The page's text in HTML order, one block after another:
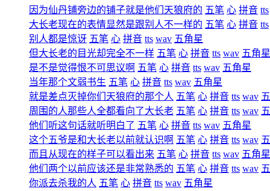
因为仙丹铺旁边的铺子就是他们天狼府的 五笔 心 拼音 tts
大长老现在的表情显然是跟别人不一样的 五笔 心 拼音 tts
别人都是惊讶 五笔 心 拼音 tts wav 五角星
但大长老的目光却完全不一样 五笔 心 拼音 tts wav 五角星
是不是觉得恨不可思议啊 五笔 心 拼音 tts wav 五角星
当年那个文弱书生 五笔 心 拼音 tts wav 五角星
就是差点灭掉你们天狼府的那个人 五笔 心 拼音 tts wav
周围的人那些人全都看向了大长老 五笔 心 拼音 tts wav
他们听这句话就听明白了 五笔 心 拼音 tts wav 五角星
这个五爷是和大长老以前就认识啊 五笔 心 拼音 tts wav
而且从现在的样子可以看出来 五笔 心 拼音 tts wav 五角星
他们两个以前应该还是非常熟悉的 五笔 心 拼音 tts wav
你派去杀我的人 五笔 心 拼音 tts wav 五角星